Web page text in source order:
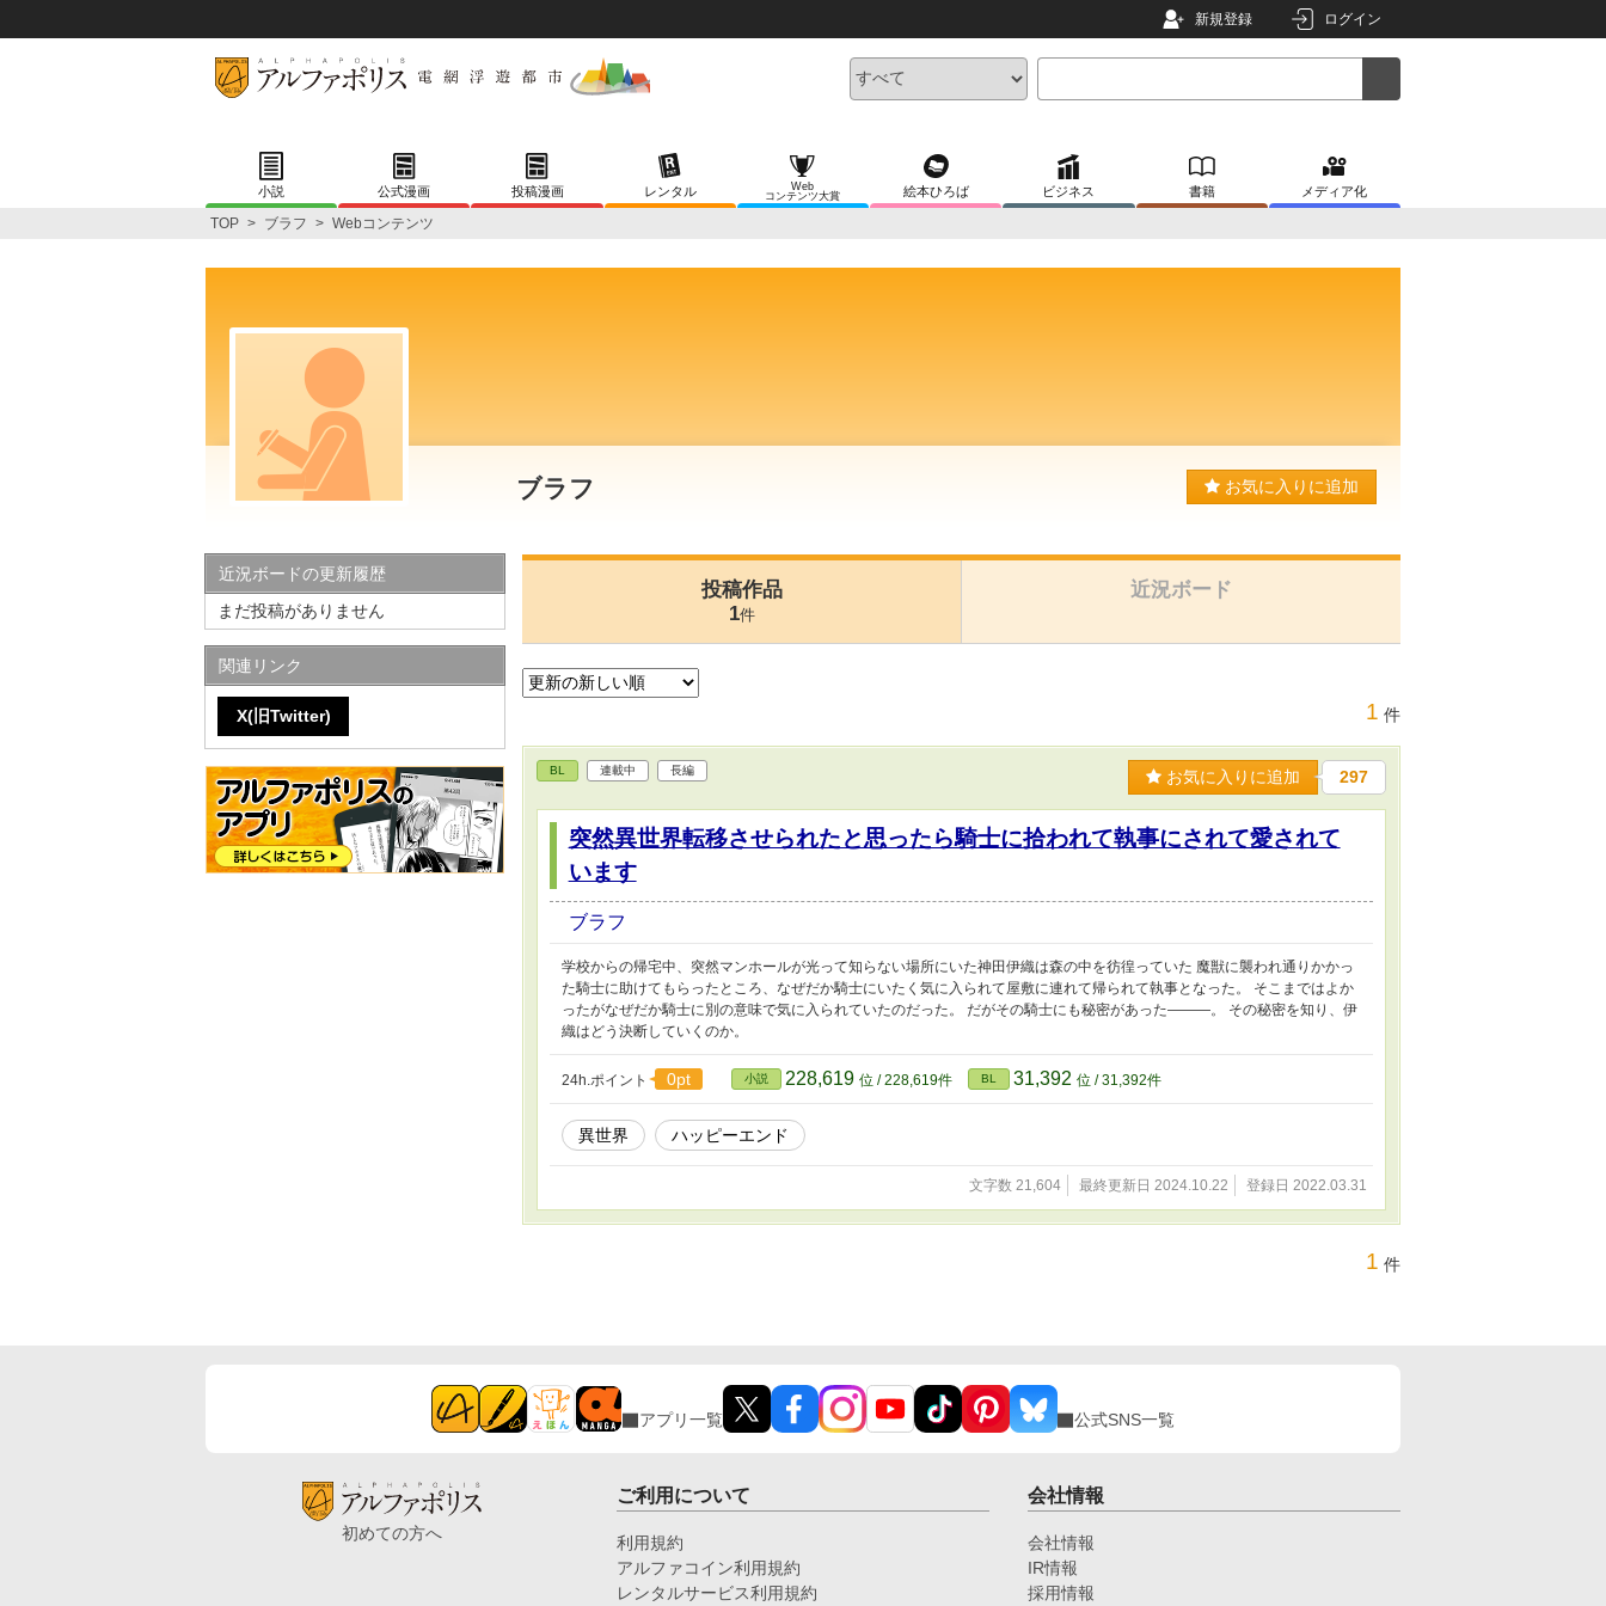
新規登録 ログイン
小説 公式漫画 投稿漫画 レンタル
Web
コンテンツ大賞
絵本ひろば ビジネス 書籍 メディア化
TOP > ブラフ > Webコンテンツ
ブラフ お気に入りに追加
投稿作品
1件
近況ボード
1 件
BL 連載中 長編 お気に入りに追加 297
突然異世界転移させられたと思ったら騎士に拾われて執事にされて愛されて
います
ブラフ
学校からの帰宅中、突然マンホールが光って知らない場所にいた神田伊織は森の中を彷徨っていた 魔獣に襲われ通りかかっ
た騎士に助けてもらったところ、なぜだか騎士にいたく気に入られて屋敷に連れて帰られて執事となった。 そこまではよか
ったがなぜだか騎士に別の意味で気に入られていたのだった。 だがその騎士にも秘密があった―――。 その秘密を知り、伊
織はどう決断していくのか。
24h.ポイント 0pt 小説 228,619 位 / 228,619件 BL 31,392 位 / 31,392件
異世界 ハッピーエンド
文字数 21,604 最終更新日 2024.10.22 登録日 2022.03.31
1 件
近況ボードの更新履歴
まだ投稿がありません
関連リンク
X(旧Twitter)
アプリ一覧 公式SNS一覧
初めての方へ
ご利用について
利用規約
アルファコイン利用規約
レンタルサービス利用規約
会社情報
会社情報
IR情報
採用情報